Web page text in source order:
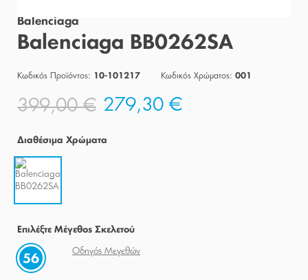
Balenciaga
Balenciaga BB0262SA
Κωδικός Προϊόντος: 10-101217 Κωδικός Χρώματος: 001
399,00 € 279,30 €
Διαθέσιμα Χρώματα
Eπιλέξτε Μέγεθος Σκελετού
56
Οδηγός Μεγεθών